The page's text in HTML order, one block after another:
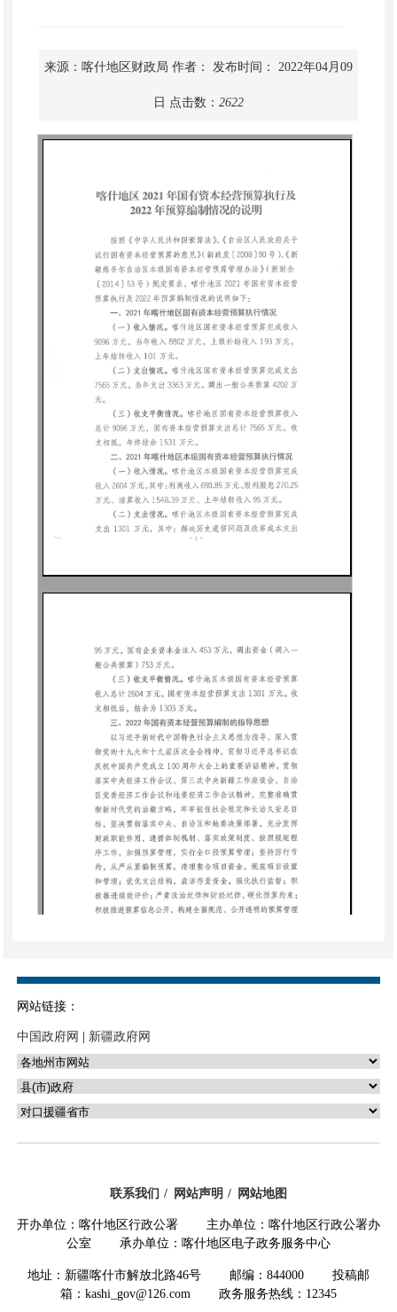
来源：喀什地区财政局 作者： 发布时间： 2022年04月09
日 点击数： 2622
网站链接：
中国政府网 新疆政府网
联系我们 网站声明 网站地图
开办单位：喀什地区行政公署 主办单位：喀什地区行政公署办
公室 承办单位：喀什地区电子政务服务中心
地址：新疆喀什市解放北路46号 邮编：844000 投稿邮
箱：kashi_gov@126.com 政务服务热线：12345